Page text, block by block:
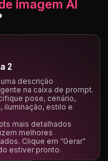
imagem AI
2
uma descrição
na caixa de prompt.
pose, cenário,
iluminação, estilo e
mais detalhados
melhores
Clique em “Gerar”
estiver pronto.